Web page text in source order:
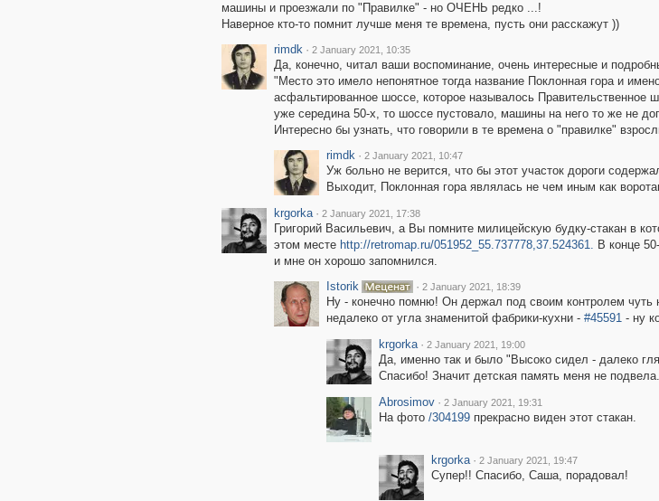
машины и проезжали по "Правилке" - но ОЧЕНЬ редко ...!
Наверное кто-то помнит лучше меня те времена, пусть они расскажут ))
rimdk · 2 January 2021, 10:35
Да, конечно, читал ваши воспоминание, очень интересные и
"Место это имело непонятное тогда название Поклонная гора и
асфальтированное шоссе, которое называлось
уже середина 50-х, то шоссе пустовало, машины на него то же не
Интересно бы узнать, что говорили в те времена о "правилке"
rimdk · 2 January 2021, 10:47
Уж больно не верится, что бы этот участок дороги
Выходит, Поклонная гора являлась не чем иным как
krgorka · 2 January 2021, 17:38
Григорий Васильевич, а Вы помните милицейскую будку-стакан в
этом месте http://retromap.ru/051952_55.737778,37.524361. В конце
и мне он хорошо запомнился.
Istorik
· 2 January 2021, 18:39
Ну - конечно помню! Он держал под своим контролем чуть
недалеко от угла знаменитой фабрики-кухни - #45591- ну
krgorka · 2 January 2021, 19:00
Да, именно так и было "Высоко сидел - далеко
Спасибо! Значит детская память меня не подвела.
Abrosimov · 2 January 2021, 19:31
На фото /304199прекрасно виден этот стакан.
krgorka · 2 January 2021, 19:47
Супер!! Спасибо, Саша, порадовал!